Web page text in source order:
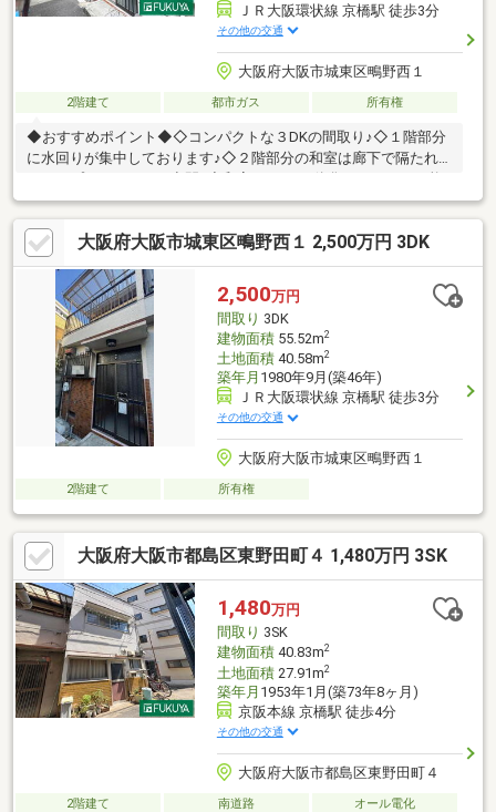
ＪＲ大阪環状線 京橋駅 徒歩3分
その他の交通
大阪府大阪市城東区鴫野西１
2階建て 都市ガス 所有権
◆おすすめポイント◆◇コンパクトな３DKの間取り♪◇１階部分
に水回りが集中しております♪◇２階部分の和室は廊下で隔たれ
な引戸扉♪◇JR環状線・京阪線・大阪メトロ「京橋」駅まで徒歩
10分以内の便利な立地◎◇近隣に買い物施設そろっております
♪◆周辺施設◆◇大阪市立鴫野小学校 徒歩10分（約800ｍ）◇大
阪市立城陽中学校 徒歩9分（650ｍ）◇ツイン21 徒歩11分（約
850ｍ）◇ファミリーマート鴫野橋店 徒歩1分（約52ｍ）
大阪府大阪市城東区鴫野西１ 2,500万円 3DK
2,500万円
間取り 3DK
建物面積55.52m2
土地面積40.58m2
築年月 1980年9月(築46年)
ＪＲ大阪環状線 京橋駅 徒歩3分
その他の交通
大阪府大阪市城東区鴫野西１
2階建て 所有権
大阪府大阪市都島区東野田町４ 1,480万円 3SK
1,480万円
間取り 3SK
建物面積40.83m2
土地面積27.91m2
築年月 1953年1月(築73年8ヶ月)
京阪本線 京橋駅 徒歩4分
その他の交通
大阪府大阪市都島区東野田町４
2階建て 南道路
オール電化